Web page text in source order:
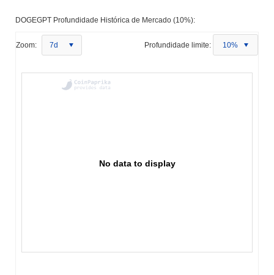
DOGEGPT Profundidade Histórica de Mercado (10%):
Zoom: 7d Profundidade limite: 10%
No data to display